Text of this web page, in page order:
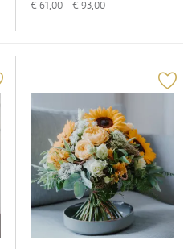
€ 61,00 - € 93,00